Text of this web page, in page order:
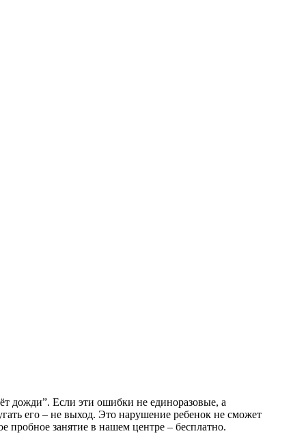
дожди”. Если эти ошибки не единоразовые, а
его – не выход. Это нарушение ребенок не сможет
пробное занятие в нашем центре – бесплатно.